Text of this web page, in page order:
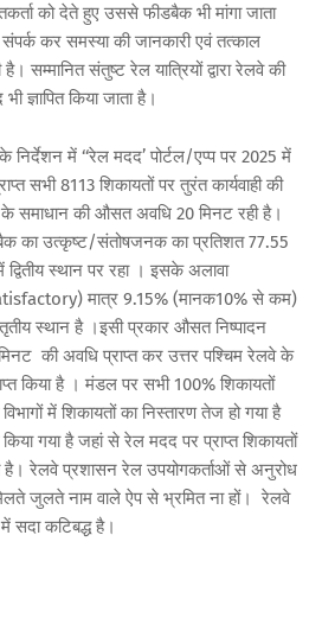
को देते हुए उससे फीडबैक भी मांगा जाता
कर समस्या की जानकारी एवं तत्काल
है। सम्मानित संतुष्ट रेल यात्रियों द्वारा रेलवे की
ज्ञापित किया जाता है।
में ‘‘रेल मदद’ पोर्टल/एप्प पर 2025 में
सभी 8113 शिकायतों पर तुरंत कार्यवाही की
समाधान की औसत अवधि 20 मिनट रही है।
का उत्कृष्ट/संतोषजनक का प्रतिशत 77.55
द्वितीय स्थान पर रहा । इसके अलावा
मात्र 9.15% (मानक10% से कम)
स्थान है ।इसी प्रकार औसत निष्पादन
की अवधि प्राप्त कर उत्तर पश्चिम रेलवे के
किया है । मंडल पर सभी 100% शिकायतों
में शिकायतों का निस्तारण तेज हो गया है
गया है जहां से रेल मदद पर प्राप्त शिकायतों
है। रेलवे प्रशासन रेल उपयोगकर्ताओं से अनुरोध
जुलते नाम वाले ऐप से भ्रमित ना हों। रेलवे
सदा कटिबद्ध है।